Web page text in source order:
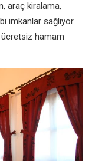
araç kiralama,
imkanlar sağlıyor.
ücretsiz hamam